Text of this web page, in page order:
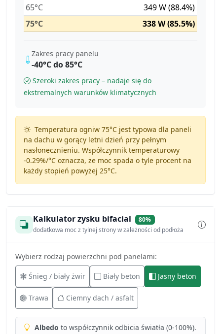
65°C
349 W (88.4%)
75°C
338 W (85.5%)
Zakres pracy panelu
-40°C do 85°C
Szeroki zakres pracy – nadaje się do
ekstremalnych warunków klimatycznych
Temperatura ogniw 75°C jest typowa dla paneli
na dachu w gorący letni dzień przy pełnym
nasłonecznieniu. Współczynnik temperaturowy
-0.29%/°Coznacza, że moc spada o tyle procent na
każdy stopień powyżej 25°C.
Kalkulator zysku bifacial
80%
dodatkowa moc z tylnej strony w zależności od podłoża
Wybierz rodzaj powierzchni pod panelami:
Śnieg / biały żwir Biały beton Jasny beton
Trawa Ciemny dach / asfalt
Albedo to współczynnik odbicia światła (0-100%).